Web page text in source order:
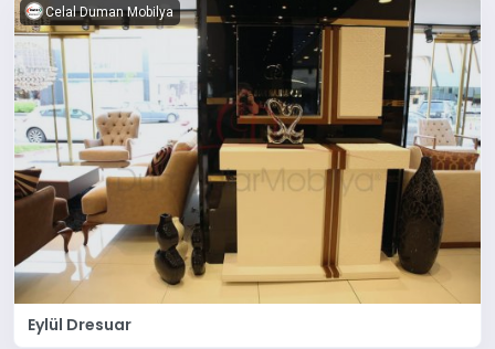
Celal Duman Mobilya
Eylül Dresuar